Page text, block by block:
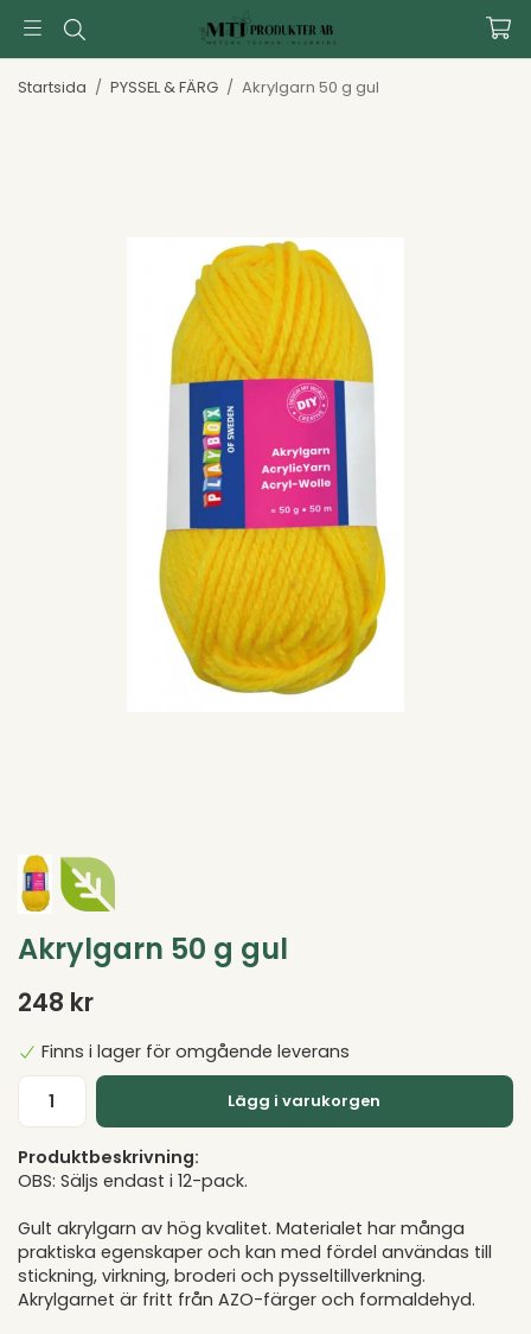
Startsida / PYSSEL & FÄRG / Akrylgarn 50 g gul
Akrylgarn 50 g gul
248 kr
Finns i lager för omgående leverans
Lägg i varukorgen
Produktbeskrivning:
OBS: Säljs endast i 12-pack.
Gult akrylgarn av hög kvalitet. Materialet har många
praktiska egenskaper och kan med fördel användas till
stickning, virkning, broderi och pysseltillverkning.
Akrylgarnet är fritt från AZO-färger och formaldehyd.